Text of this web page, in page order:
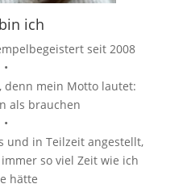
ich
seit 2008
•
denn mein Motto lautet:
als brauchen
•
und in Teilzeit angestellt,
so viel Zeit wie ich
hätte